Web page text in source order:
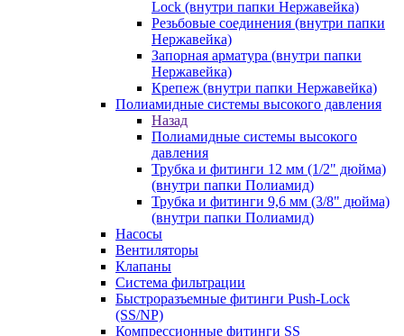
Lock (внутри папки Нержавейка)
Резьбовые соединения (внутри папки
Нержавейка)
Запорная арматура (внутри папки
Нержавейка)
Крепеж (внутри папки Нержавейка)
Полиамидные системы высокого давления
Назад
Полиамидные системы высокого
давления
Трубка и фитинги 12 мм (1/2" дюйма)
(внутри папки Полиамид)
Трубка и фитинги 9,6 мм (3/8" дюйма)
(внутри папки Полиамид)
Насосы
Вентиляторы
Клапаны
Система фильтрации
Быстроразъемные фитинги Push-Lock
(SS/NP)
Компрессионные фитинги SS